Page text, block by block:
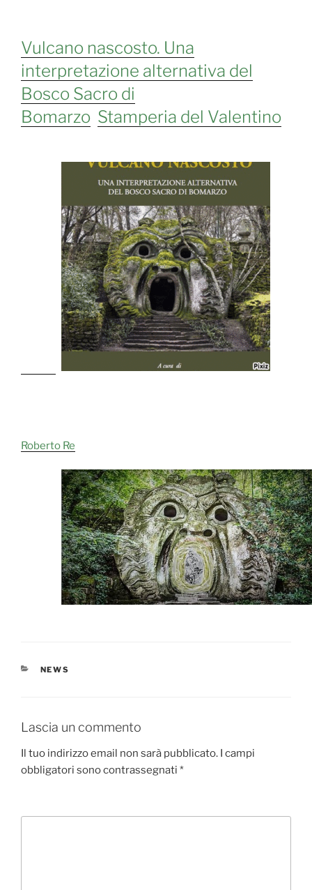
Vulcano nascosto. Una
interpretazione alternativa del
Bosco Sacro di
Bomarzo Stamperia del Valentino
Roberto Re
CATEGORIE
NEWS
Lascia un commento
Il tuo indirizzo email non sarà pubblicato. I campi
obbligatori sono contrassegnati *